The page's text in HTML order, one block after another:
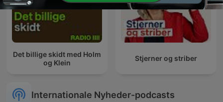
Det billige skidt med Holm
og Klein
Stjerner og striber
Internationale Nyheder-podcasts